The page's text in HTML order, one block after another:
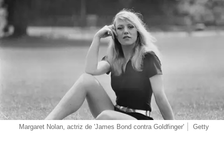
Margaret Nolan, actriz de 'James Bond contra Goldfinger' Getty